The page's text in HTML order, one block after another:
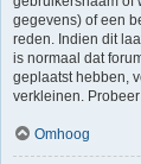
gegevens) of een
reden. Indien dit
is normaal dat
geplaatst hebben,
verkleinen.
Omhoog